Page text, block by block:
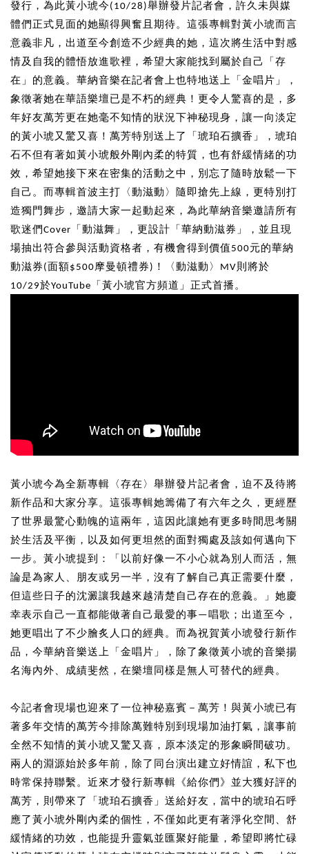
發行，為此黃小琥今(10/28)舉辦發片記者會，許久未與媒
體們正式見面的她顯得興奮且期待。這張專輯對黃小琥而言
意義非凡，出道至今創造不少經典的她，這次將生活中對感
情及自我的體悟放進歌裡，希望大家能找到屬於自己「存
在」的意義。華納音樂在記者會上也特地送上「金唱片」，
象徵著她在華語樂壇已是不朽的經典！更令人驚喜的是，多
年好友萬芳更在她毫不知情的狀況下神秘現身，讓一向淡定
的黃小琥又驚又喜！萬芳特別送上了「琥珀石擴香」，琥珀
石不但有著如黃小琥般外剛內柔的特質，也有舒緩情緒的功
效，希望她接下來在密集的活動之中，別忘了隨時放鬆一下
自己。而專輯首波主打〈動滋動〉隨即搶先上線，更特別打
造獨門舞步，邀請大家一起動起來，為此華納音樂邀請所有
歌迷們Cover「動滋舞」，更設計「華納動滋券」，並且現
場抽出符合參與活動資格者，有機會得到價值500元的華納
動滋券(面額$500摩曼頓禮券)！〈動滋動〉MV則將於
10/29於YouTube「黃小琥官方頻道」正式首播。
黃小琥今為全新專輯〈存在〉舉辦發片記者會，迫不及待將
新作品和大家分享。這張專輯她籌備了有六年之久，更經歷
了世界最驚心動魄的這兩年，這因此讓她有更多時間思考關
於生活及平衡，以及如何更坦然的面對獨處及該如何邁向下
一步。黃小琥提到：「以前好像一不小心就為別人而活，無
論是為家人、朋友或另一半，沒有了解自己真正需要什麼，
但這些日子的沈澱讓我越來越清楚自己存在的意義。」她慶
幸表示自己一直都能做著自己最愛的事—唱歌；出道至今，
她更唱出了不少膾炙人口的經典。而為祝賀黃小琥發行新作
品，今華納音樂送上「金唱片」，除了象徵黃小琥的音樂揚
名海內外、成績斐然，在樂壇同樣是無人可替代的經典。
今記者會現場也迎來了一位神秘嘉賓－萬芳！與黃小琥已有
著多年交情的萬芳今排除萬難特別到現場加油打氣，讓事前
全然不知情的黃小琥又驚又喜，原本淡定的形象瞬間破功。
兩人的淵源始於多年前，除了同台演出建立好情誼，私下也
時常保持聯繫。近來才發行新專輯《給你們》並大獲好評的
萬芳，則帶來了「琥珀石擴香」送給好友，當中的琥珀石呼
應了黃小琥外剛內柔的個性，不僅如此更有著淨化空間、舒
緩情緒的功效，也能提升靈氣並匯聚好能量，希望即將忙碌